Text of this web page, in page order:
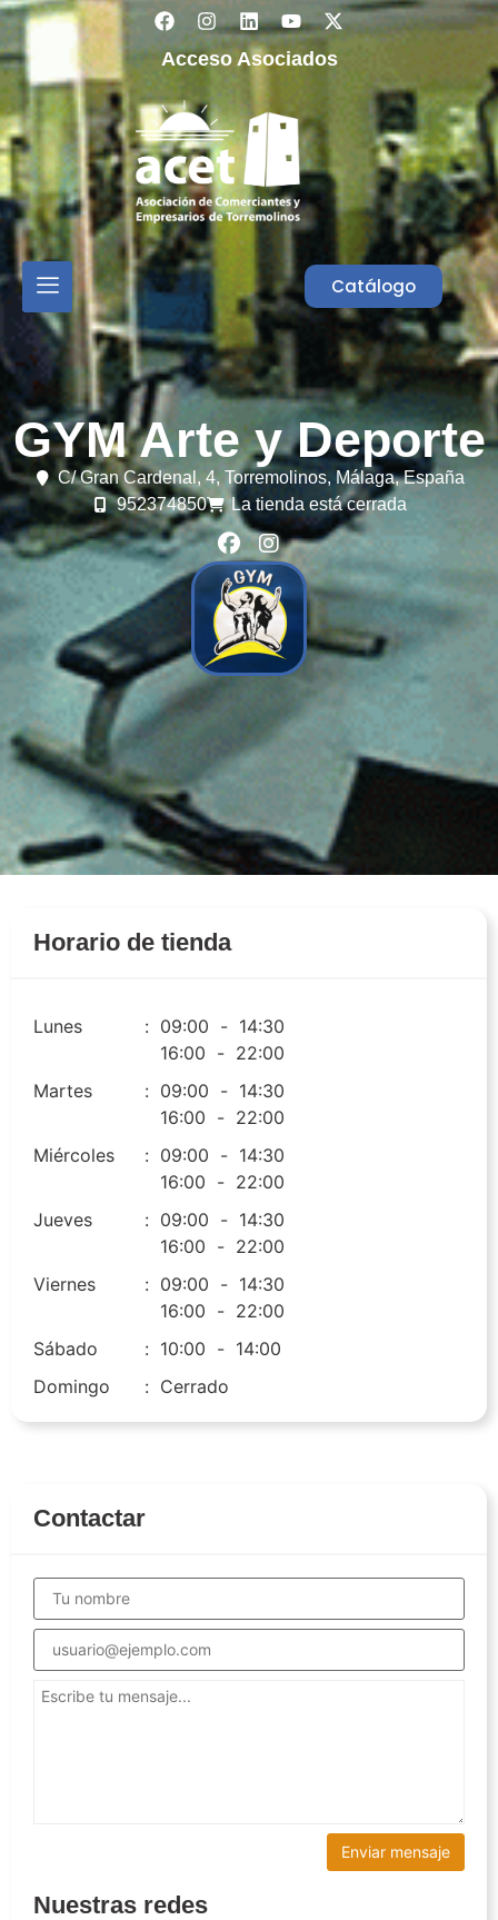
Acceso Asociados
Catálogo
GYM Arte y Deporte
C/ Gran Cardenal, 4, Torremolinos, Málaga,España
952374850
La tienda está cerrada
Horario de tienda
Lunes : 09:00 - 14:30
16:00 - 22:00
Martes
: 09:00 - 14:30
16:00 - 22:00
Miércoles
: 09:00 - 14:30
16:00 - 22:00
Jueves
: 09:00 - 14:30
16:00 - 22:00
Viernes
: 09:00 - 14:30
16:00 - 22:00
Sábado
: 10:00 - 14:00
Domingo
: Cerrado
Contactar
Nuestras redes